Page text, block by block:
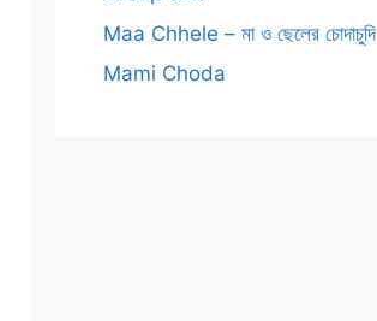
Maa Chhele – মা ও ছেলের চোদাচুদি
Mami Choda